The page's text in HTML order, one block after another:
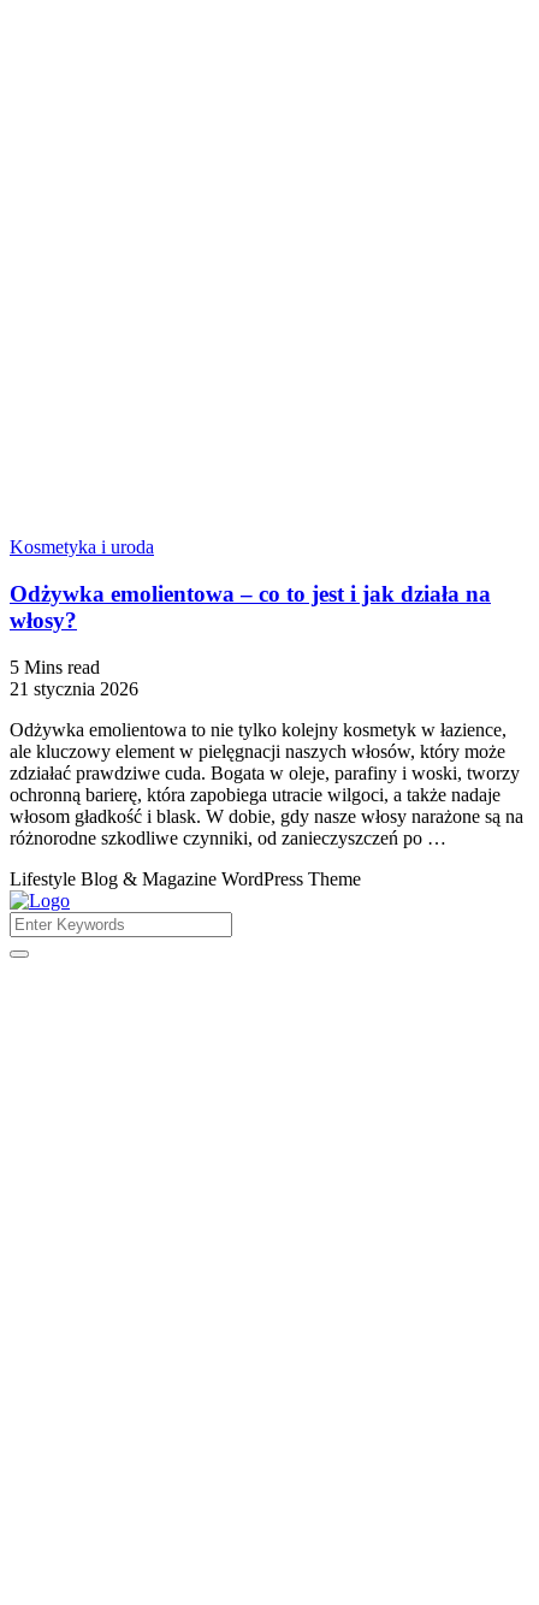
Kosmetyka i uroda
Odżywka emolientowa – co to jest i jak działa na
włosy?
5 Mins read
21 stycznia 2026
Odżywka emolientowa to nie tylko kolejny kosmetyk w łazience,
ale kluczowy element w pielęgnacji naszych włosów, który może
zdziałać prawdziwe cuda. Bogata w oleje, parafiny i woski, tworzy
ochronną barierę, która zapobiega utracie wilgoci, a także nadaje
włosom gładkość i blask. W dobie, gdy nasze włosy narażone są na
różnorodne szkodliwe czynniki, od zanieczyszczeń po …
Lifestyle Blog & Magazine WordPress Theme